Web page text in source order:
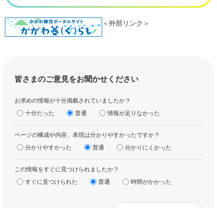
＜外部リンク＞
皆さまのご意見をお聞かせください
お求めの情報が十分掲載されていましたか？
十分だった
普通 情報が足りなかった
ページの構成や内容、表現は分かりやすかったですか？
分かりやすかった
普通 分かりにくかった
この情報をすぐに見つけられましたか？
すぐに見つけられた
普通 時間がかかった